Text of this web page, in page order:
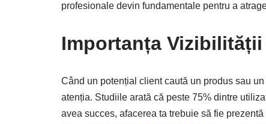
profesionale devin fundamentale pentru a
Importanța
Când un potențial client caută un produs sau
atenția. Studiile arată că peste 75% dintre
avea succes, afacerea ta trebuie să fie